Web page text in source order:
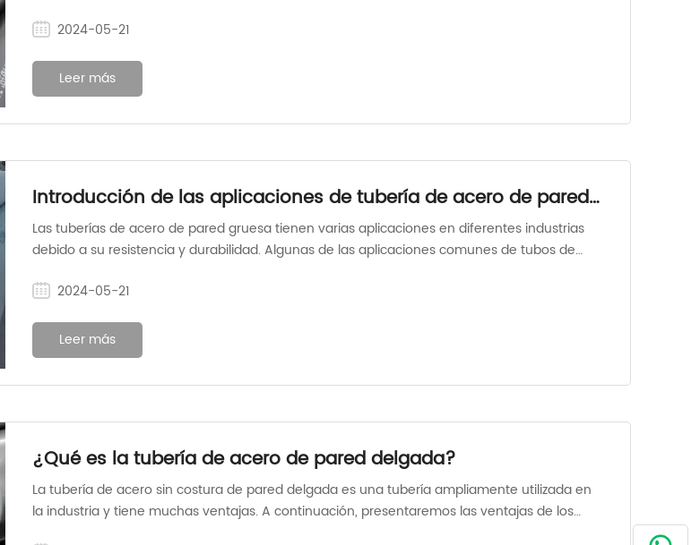
línea, directorios de la industria y publicaciones comerciales.
2024-05-21
Leer más
Introducción de las aplicaciones de tubería de acero de pared
gruesa
Las tuberías de acero de pared gruesa tienen varias aplicaciones en diferentes industrias
debido a su resistencia y durabilidad. Algunas de las aplicaciones comunes de tubos de
2024-05-21
Leer más
¿Qué es la tubería de acero de pared delgada?
La tubería de acero sin costura de pared delgada es una tubería ampliamente utilizada en
la industria y tiene muchas ventajas. A continuación, presentaremos las ventajas de los